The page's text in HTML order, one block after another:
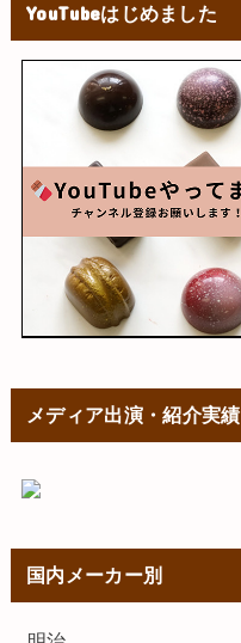
YouTubeはじめました
メディア出演・紹介実績
国内メーカー別